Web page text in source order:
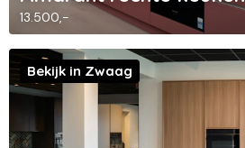
13.500,-
Bekijk in Zwaag